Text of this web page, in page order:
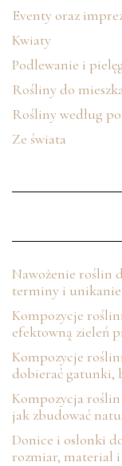
Eventy oraz
Kwiaty
Podlewanie i
Rośliny do
Rośliny według
Ze świata
Nawożenie roślin
terminy i unikanie
Kompozycje
efektowną zieleń
Kompozycje
dobierać gatunki,
Kompozycja
jak zbudować
Donice i osłonki
rozmiar, materiał